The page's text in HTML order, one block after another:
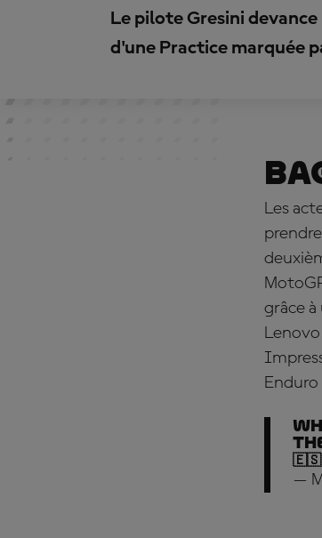
Le pilote Gresini
d'une Practice marquée
Les
grâce
Lenovo
Enduro
🇪🇸
—